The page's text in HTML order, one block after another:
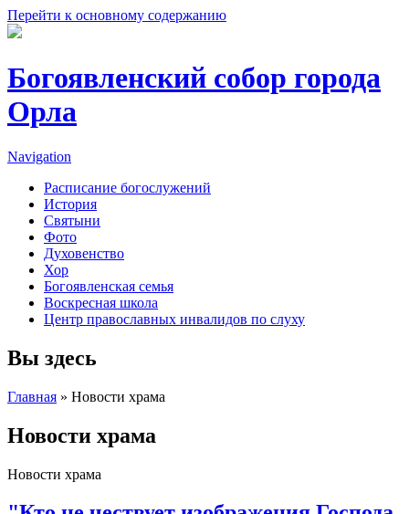
Перейти к основному содержанию
Богоявленский собор города
Орла
Navigation
Расписание богослужений
История
Святыни
Фото
Духовенство
Хор
Богоявленская семья
Воскресная школа
Центр православных инвалидов по слуху
Вы здесь
Главная » Новости храма
Новости храма
Новости храма